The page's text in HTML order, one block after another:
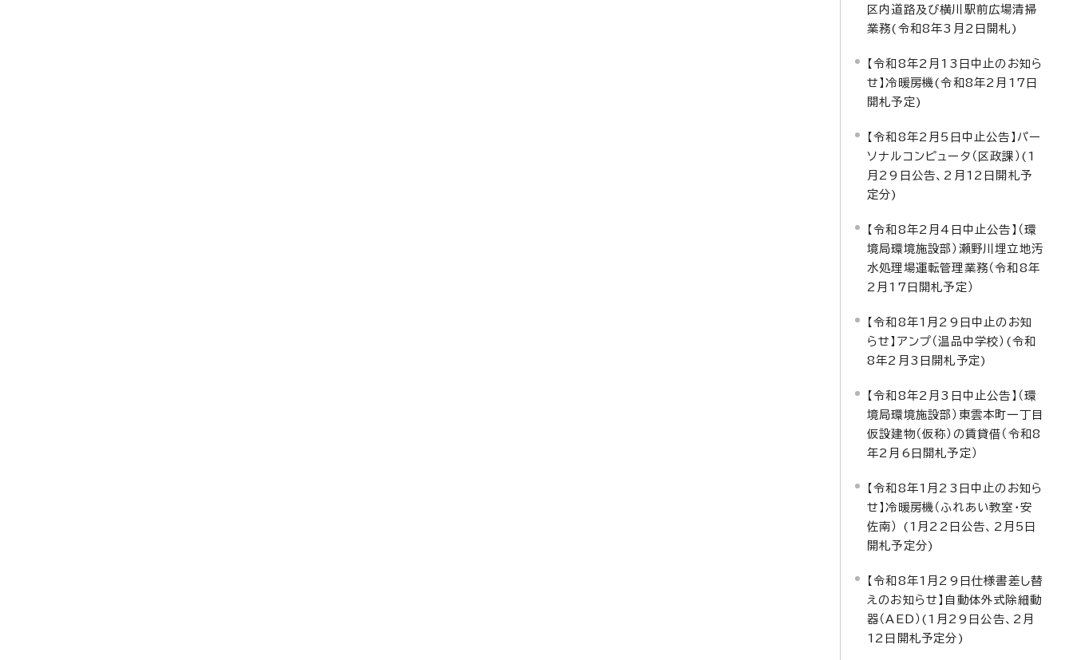
区内道路及び横川駅前広場清掃
業務(令和8年3月2日開札)
【令和8年2月13日中止のお知ら
せ】冷暖房機(令和8年2月17日
開札予定)
【令和8年2月5日中止公告】パー
ソナルコンピュータ（区政課）(1
月29日公告、2月12日開札予
定分)
【令和8年2月4日中止公告】（環
境局環境施設部）瀬野川埋立地汚
水処理場運転管理業務（令和8年
2月17日開札予定）
【令和8年1月29日中止のお知
らせ】アンプ（温品中学校）(令和
8年2月3日開札予定)
【令和8年2月3日中止公告】（環
境局環境施設部）東雲本町一丁目
仮設建物（仮称）の賃貸借（令和8
年2月6日開札予定）
【令和8年1月23日中止のお知ら
せ】冷暖房機（ふれあい教室・安
佐南） (1月22日公告、2月5日
開札予定分)
【令和8年1月29日仕様書差し替
えのお知らせ】自動体外式除細動
器（AED）(1月29日公告、2月
12日開札予定分)